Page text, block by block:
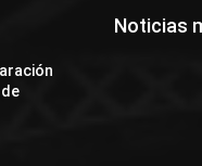
Noticias